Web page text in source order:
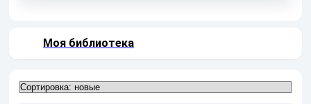
Моя библиотека